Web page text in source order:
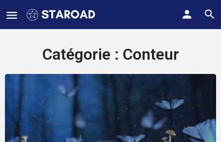
Catégorie : Conteur